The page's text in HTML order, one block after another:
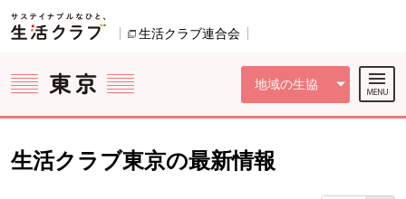
ページの先頭です。
生活クラブ連合会
地域の生協
ここからサイト内共通メニューです。
サイト内共通メニューをスキップする
サイト内共通メニューここまで。
生活クラブ東京の最新情報